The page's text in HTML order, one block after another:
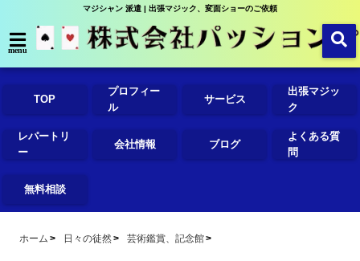
マジシャン 派遣 | 出張マジック、変面ショーのご依頼
menu
TOP
プロフィー
ル
サービス
出張マジッ
ク
レパートリ
ー
会社情報 ブログ
よくある質
問
無料相談
ホーム 日々の徒然 芸術鑑賞、記念館